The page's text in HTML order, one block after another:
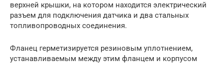
верхней крышки, на котором находится электрический
разъем для подключения датчика и два стальных
топливопроводных соединения.
Фланец герметизируется резиновым уплотнением,
устанавливаемым между этим фланцем и корпусом